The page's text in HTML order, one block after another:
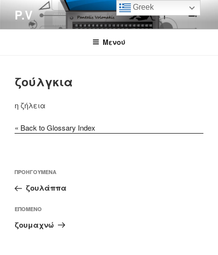
περιεχόμενο
P.V
Μενού
ζούλγκια
η ζήλεια
« Back to Glossary Index
άρθρων
Προηγούμενο
άρθρο
ΠΡΟΗΓΟΎΜΕΝΑ
ζουλάππα
Επόμενο
άρθρο
ΕΠΌΜΕΝΟ
ζουμαχνώ
Greek